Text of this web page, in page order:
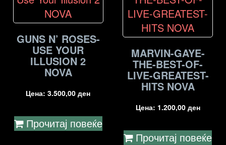
GUNS N’ ROSES-
USE YOUR
ILLUSION 2
NOVA
Цена:3.500,00ден
Прочитај повеќе
MARVIN-GAYE-
THE-BEST-OF-
LIVE-GREATEST-
HITS NOVA
Цена: 1.200,00 ден
Прочитај повеќе